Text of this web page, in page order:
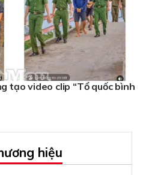
tạo video clip “Tổ quốc bình
hiệu